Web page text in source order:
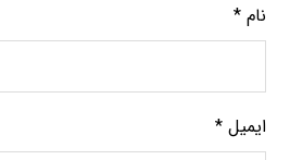
نام*
ایمیل*